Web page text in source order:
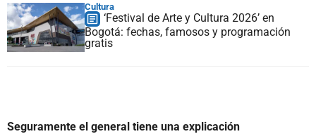
Cultura
‘Festival de Arte y Cultura 2026’ en
Bogotá: fechas, famosos y programación
gratis
Seguramente el general tiene una explicación